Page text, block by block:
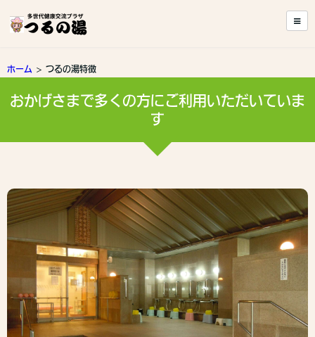
ホーム > つるの湯特徴
おかげさまで多くの方にご利用いただいていま
す